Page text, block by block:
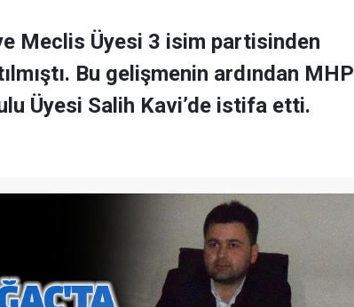
Meclis Üyesi 3 isim partisinden
Bu gelişmenin ardından MHP
Üyesi Salih Kavi’de istifa etti.